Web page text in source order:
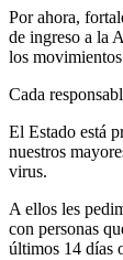
Por ahora,
de ingreso a la
los movimientos
Cada
El Estado está
nuestros
virus.
A ellos les
con personas
últimos 14 días